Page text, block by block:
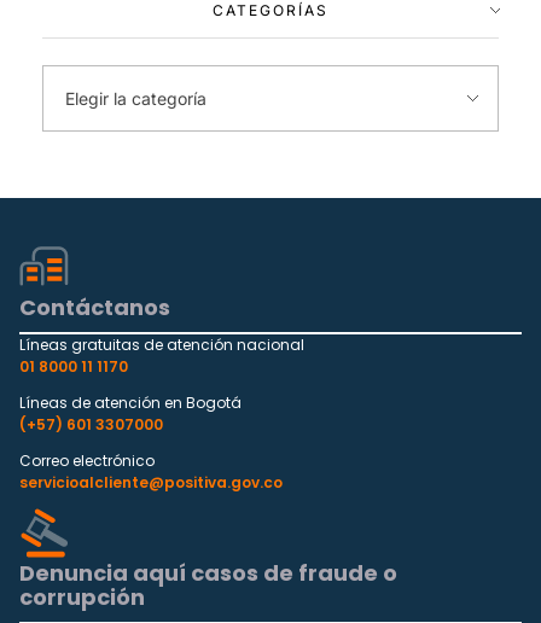
CATEGORÍAS
Contáctanos
Líneas gratuitas de atención nacional
01 8000 11 1170
Líneas de atención en Bogotá
(+57) 601 3307000
Correo electrónico
servicioalcliente@positiva.gov.co
Denuncia aquí casos de fraude o
corrupción